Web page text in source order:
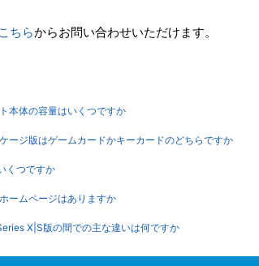
こちらからお問い合わせいただけます。
本体の容量はいくつですか
ージ版はゲームカードかキーカードのどちらですか
くつですか
ームページはありますか
X|S版の間での主な違いは何ですか